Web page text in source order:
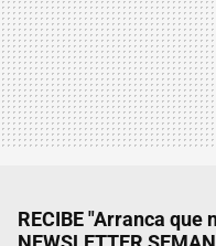
RECIBE "Arranca que